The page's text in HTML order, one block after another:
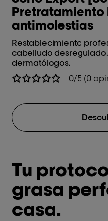
antimolestias
Restablecimiento
cabelludo
dermatólogos.
0/5 (0
Tu
grasa
casa.